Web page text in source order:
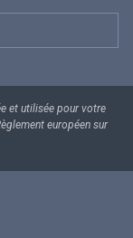
et utilisée pour votre
européen sur